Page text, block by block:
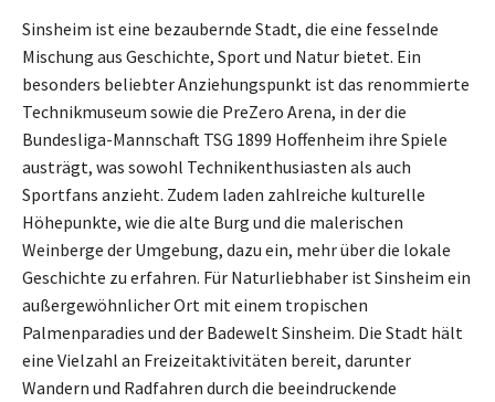
Sinsheim ist eine bezaubernde Stadt, die eine fesselnde
Mischung aus Geschichte, Sport und Natur bietet. Ein
besonders beliebter Anziehungspunkt ist das renommierte
Technikmuseum sowie die PreZero Arena, in der die
Bundesliga-Mannschaft TSG 1899 Hoffenheim ihre Spiele
austrägt, was sowohl Technikenthusiasten als auch
Sportfans anzieht. Zudem laden zahlreiche kulturelle
Höhepunkte, wie die alte Burg und die malerischen
Weinberge der Umgebung, dazu ein, mehr über die lokale
Geschichte zu erfahren. Für Naturliebhaber ist Sinsheim ein
außergewöhnlicher Ort mit einem tropischen
Palmenparadies und der Badewelt Sinsheim. Die Stadt hält
eine Vielzahl an Freizeitaktivitäten bereit, darunter
Wandern und Radfahren durch die beeindruckende